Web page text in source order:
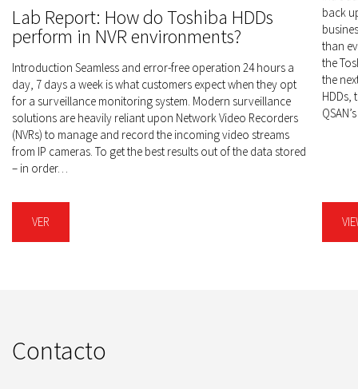
Lab Report: How do Toshiba HDDs
perform in NVR environments?
Introduction Seamless and error-free operation 24 hours a
day, 7 days a week is what customers expect when they opt
for a surveillance monitoring system. Modern surveillance
solutions are heavily reliant upon Network Video Recorders
(NVRs) to manage and record the incoming video streams
from IP cameras. To get the best results out of the data stored
– in order…
VER
back
than
the
the
HDDs,
Contacto